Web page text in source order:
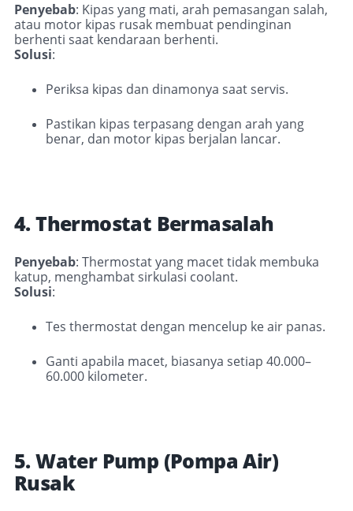
Penyebab: Kipas yang mati, arah pemasangan salah,
atau motor kipas rusak membuat pendinginan
berhenti saat kendaraan berhenti.
Solusi:
Periksa kipas dan dinamonya saat servis.
Pastikan kipas terpasang dengan arah yang
benar, dan motor kipas berjalan lancar.
4. Thermostat Bermasalah
Penyebab: Thermostat yang macet tidak membuka
katup, menghambat sirkulasi coolant.
Solusi:
Tes thermostat dengan mencelup ke air panas.
Ganti apabila macet, biasanya setiap 40.000–
60.000 kilometer.
5. Water Pump (Pompa Air)
Rusak